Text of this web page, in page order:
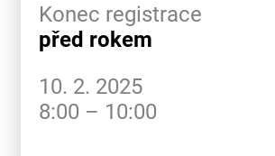
Konec registrace
před rokem
10. 2. 2025
8:00 – 10:00